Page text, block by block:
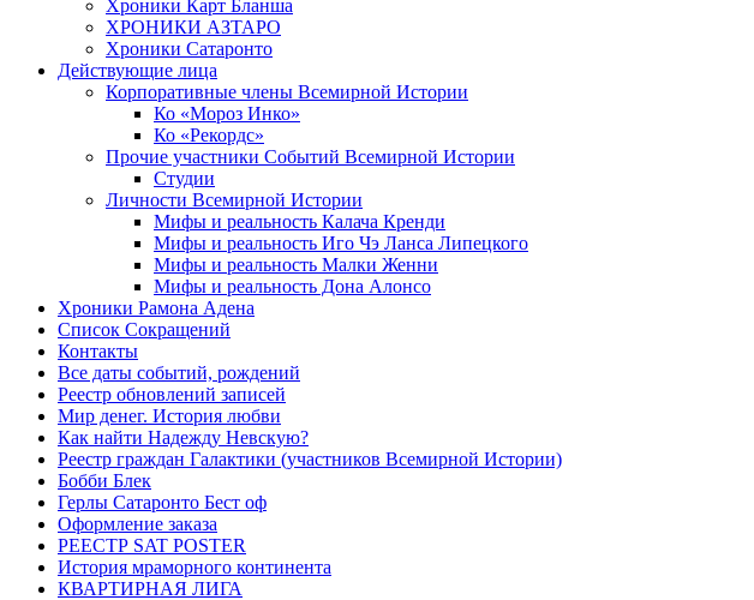
Хроники Карт Бланша
ХРОНИКИ АЗТАРО
Хроники Сатаронто
Действующие лица
Корпоративные члены Всемирной Истории
Ко «Мороз Инко»
Ко «Рекордс»
Прочие участники Событий Всемирной Истории
Студии
Личности Всемирной Истории
Мифы и реальность Калача Кренди
Мифы и реальность Иго Чэ Ланса Липецкого
Мифы и реальность Малки Женни
Мифы и реальность Дона Алонсо
Хроники Рамона Адена
Список Сокращений
Контакты
Все даты событий, рождений
Реестр обновлений записей
Мир денег. История любви
Как найти Надежду Невскую?
Реестр граждан Галактики (участников Всемирной Истории)
Бобби Блек
Герлы Сатаронто Бест оф
Оформление заказа
РЕЕСТР SAT POSTER
История мраморного континента
КВАРТИРНАЯ ЛИГА